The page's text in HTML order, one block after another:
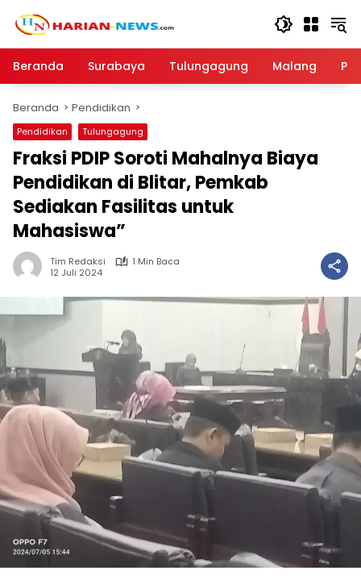
Beranda
Surabaya Tulungagung Malang
Beranda Pendidikan
Pendidikan Tulungagung
Fraksi PDIP Soroti Mahalnya Biaya
Pendidikan di Blitar, Pemkab
Sediakan Fasilitas untuk
Mahasiswa”
Tim Redaksi
1 Min Baca
12 Juli 2024